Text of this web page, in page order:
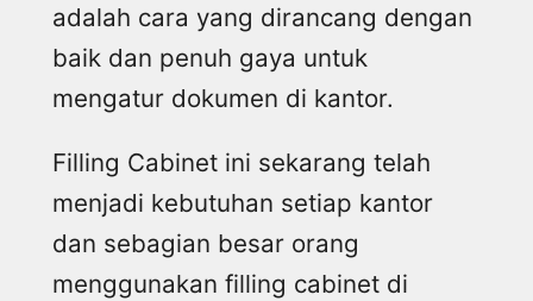
adalah cara yang dirancang dengan
baik dan penuh gaya untuk
mengatur dokumen di kantor.
Filling Cabinet ini sekarang telah
menjadi kebutuhan setiap kantor
dan sebagian besar orang
menggunakan filling cabinet di